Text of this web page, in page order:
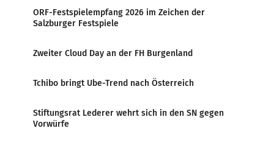
ORF-Festspielempfang 2026 im Zeichen der
Salzburger Festspiele
Zweiter Cloud Day an der FH Burgenland
Tchibo bringt Ube-Trend nach Österreich
Stiftungsrat Lederer wehrt sich in den SN gegen
Vorwürfe